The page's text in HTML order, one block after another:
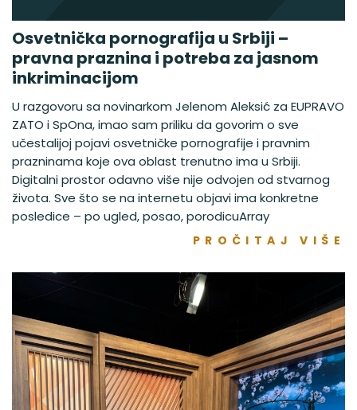
Osvetnička pornografija u Srbiji –
pravna praznina i potreba za jasnom
inkriminacijom
U razgovoru sa novinarkom Jelenom Aleksić za EUPRAVO
ZATO i SpOna, imao sam priliku da govorim o sve
učestalijoj pojavi osvetničke pornografije i pravnim
prazninama koje ova oblast trenutno ima u Srbiji.
Digitalni prostor odavno više nije odvojen od stvarnog
života. Sve što se na internetu objavi ima konkretne
posledice – po ugled, posao, porodicuArray
PROČITAJ VIŠE